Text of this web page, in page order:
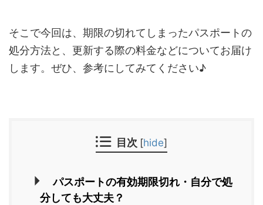
そこで今回は、期限の切れてしまったパスポートの
処分方法と、更新する際の料金などについてお届け
します。ぜひ、参考にしてみてください♪
目次 [hide]
パスポートの有効期限切れ・自分で処
分しても大丈夫？